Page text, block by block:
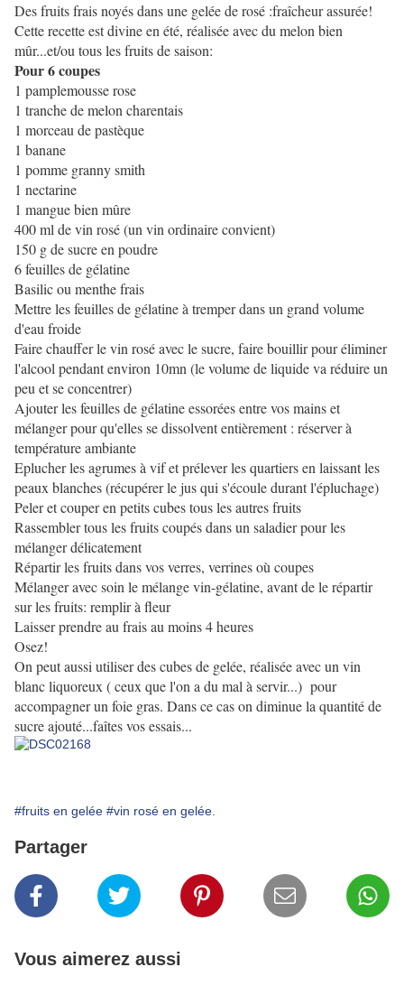
Des fruits frais noyés dans une gelée de rosé :fraîcheur assurée!
Cette recette est divine en été, réalisée avec du melon bien
mûr...et/ou tous les fruits de saison:
Pour 6 coupes
1 pamplemousse rose
1 tranche de melon charentais
1 morceau de pastèque
1 banane
1 pomme granny smith
1 nectarine
1 mangue bien mûre
400 ml de vin rosé (un vin ordinaire convient)
150 g de sucre en poudre
6 feuilles de gélatine
Basilic ou menthe frais
Mettre les feuilles de gélatine à tremper dans un grand volume
d'eau froide
Faire chauffer le vin rosé avec le sucre, faire bouillir pour éliminer
l'alcool pendant environ 10mn (le volume de liquide va réduire un
peu et se concentrer)
Ajouter les feuilles de gélatine essorées entre vos mains et
mélanger pour qu'elles se dissolvent entièrement : réserver à
température ambiante
Eplucher les agrumes à vif et prélever les quartiers en laissant les
peaux blanches (récupérer le jus qui s'écoule durant l'épluchage)
Peler et couper en petits cubes tous les autres fruits
Rassembler tous les fruits coupés dans un saladier pour les
mélanger délicatement
Répartir les fruits dans vos verres, verrines où coupes
Mélanger avec soin le mélange vin-gélatine, avant de le répartir
sur les fruits: remplir à fleur
Laisser prendre au frais au moins 4 heures
Osez!
On peut aussi utiliser des cubes de gelée, réalisée avec un vin
blanc liquoreux ( ceux que l'on a du mal à servir...) pour
accompagner un foie gras. Dans ce cas on diminue la quantité de
sucre ajouté...faîtes vos essais...
#fruits en gelée #vin rosé en gelée.
Partager
Vous aimerez aussi